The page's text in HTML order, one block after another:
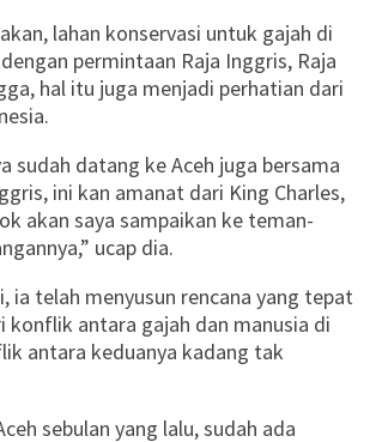
lahan konservasi untuk gajah di
permintaan Raja Inggris, Raja
hal itu juga menjadi perhatian dari
sudah datang ke Aceh juga bersama
ini kan amanat dari King Charles,
akan saya sampaikan ke teman-
ucap dia.
ia telah menyusun rencana yang tepat
konflik antara gajah dan manusia di
antara keduanya kadang tak
sebulan yang lalu, sudah ada